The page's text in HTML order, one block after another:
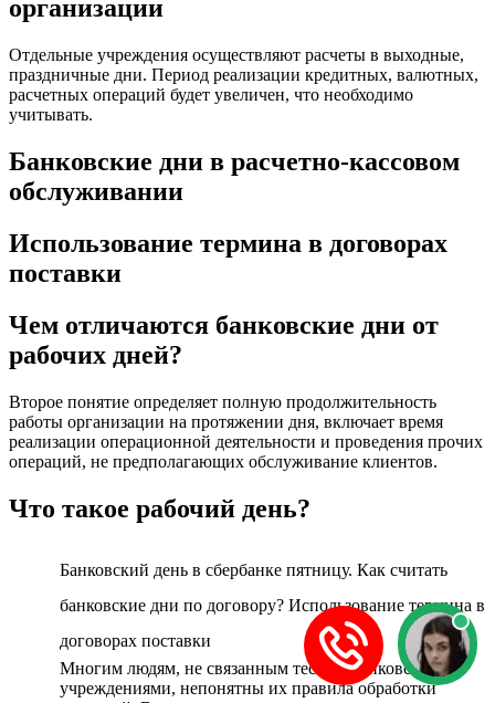
организации
Отдельные учреждения осуществляют расчеты в выходные,
праздничные дни. Период реализации кредитных, валютных,
расчетных операций будет увеличен, что необходимо
учитывать.
Банковские дни в расчетно-кассовом
обслуживании
Использование термина в договорах
поставки
Чем отличаются банковские дни от
рабочих дней?
Второе понятие определяет полную продолжительность
работы организации на протяжении дня, включает время
реализации операционной деятельности и проведения прочих
операций, не предполагающих обслуживание клиентов.
Что такое рабочий день?
Банковский день в сбербанке пятницу. Как считать
банковские дни по договору? Использование термина в
договорах поставки
Многим людям, не связанным тесно с банковскими
учреждениями, непонятны их правила обработки